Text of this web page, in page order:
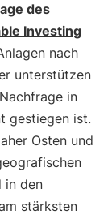
des
Investing
nach
unterstützen
in
gestiegen ist.
Osten und
in den
stärksten